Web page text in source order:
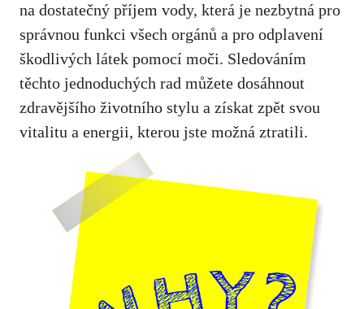
na dostatečný příjem vody, která je nezbytná pro
správnou funkci všech orgánů a pro odplavení
škodlivých látek pomocí moči. Sledováním
těchto jednoduchých rad můžete dosáhnout
zdravějšího životního stylu a získat zpět svou
vitalitu a energii, kterou jste možná ztratili.